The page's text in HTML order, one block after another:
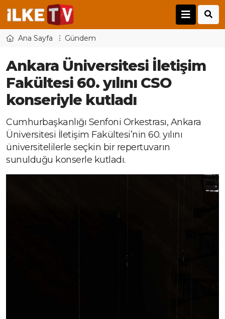
Ana Sayfa Gündem
Ankara Üniversitesi İletişim
Fakültesi 60. yılını CSO
konseriyle kutladı
Cumhurbaşkanlığı Senfoni Orkestrası, Ankara
Üniversitesi İletişim Fakültesi’nin 60. yılını
üniversitelilerle seçkin bir repertuvarın
sunulduğu konserle kutladı.